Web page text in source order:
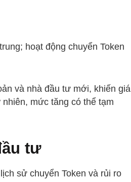
hoạt động chuyển Token
và nhà đầu tư mới, khiến giá
mức tăng có thể tạm
tư
sử chuyển Token và rủi ro